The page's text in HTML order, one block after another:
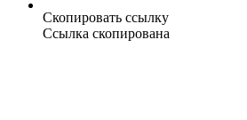
Скопировать ссылку
Ссылка скопирована